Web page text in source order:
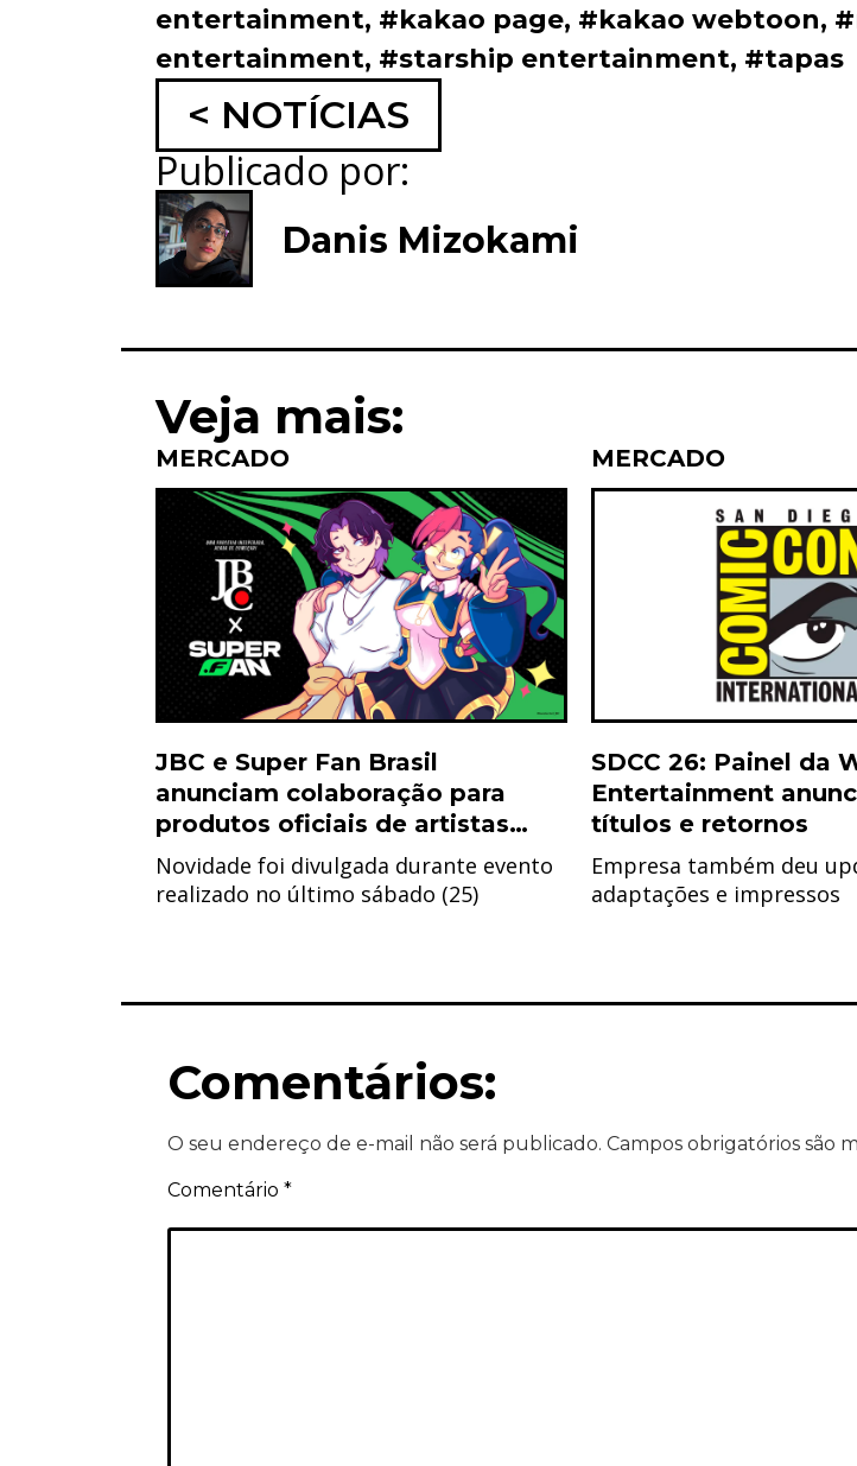
entertainment, #kakao page, #kakao webtoon,
entertainment, #starship entertainment, #tapas
< NOTÍCIAS
Publicado por:
Danis Mizokami
Veja mais:
MERCADO
JBC e Super Fan Brasil
anunciam colaboração para
produtos oficiais de artistas
nacionais
Novidade foi divulgada durante evento
realizado no último sábado (25)
MERCADO
SDCC 26: Painel da
Entertainment
títulos e retornos
Empresa também deu
adaptações e impressos
Comentários:
O seu endereço de e-mail não será publicado. Campos obrigatórios são
Comentário *